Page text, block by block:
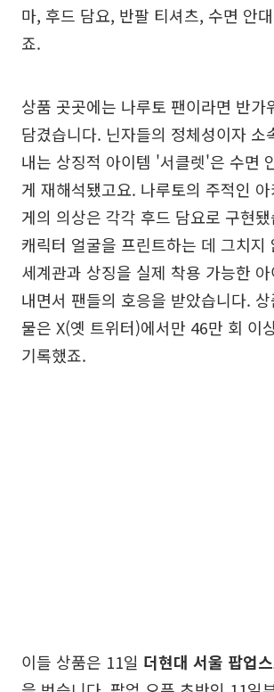
마, 후드 담요, 반팔 티셔츠, 수면 안
죠.
상품 곳곳에는 나루토 팬이라면 반가
담겼습니다. 닌자들의 정체성이자 소
내는 상징적 아이템 '서클렛'은 수면
게 재해석됐고요. 나루토의 주적인
게의 의상은 각각 후드 담요로 구현
캐릭터 얼굴을 프린트하는 데 그치지
세계관과 상징을 실제 착용 가능한
내면서 팬들의 호응을 받았습니다.
물은 X(옛 트위터)에서만 46만 회 이
기록했죠.
이들 상품은 11일 더현대 서울 팝업